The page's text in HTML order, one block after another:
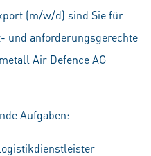
(m/w/d) sind Sie für
und anforderungsgerechte
Air Defence AG
Aufgaben: